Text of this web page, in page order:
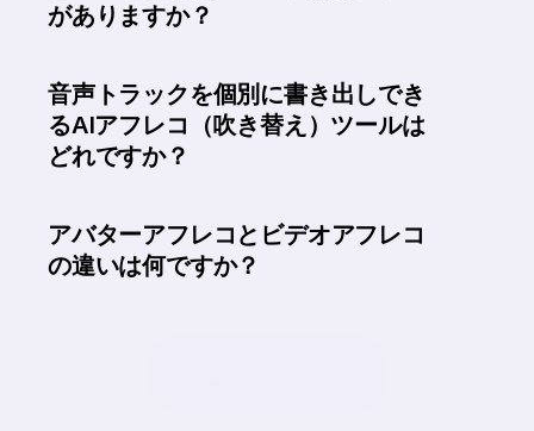
がありますか？
音声トラックを個別に書き出しでき
るAIアフレコ（吹き替え）ツールは
どれですか？
アバターアフレコとビデオアフレコ
の違いは何ですか？